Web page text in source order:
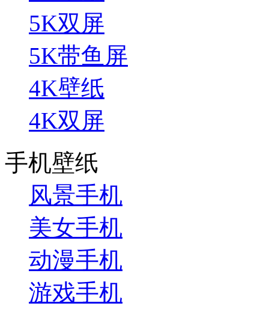
5K双屏
5K带鱼屏
4K壁纸
4K双屏
手机壁纸
风景手机
美女手机
动漫手机
游戏手机